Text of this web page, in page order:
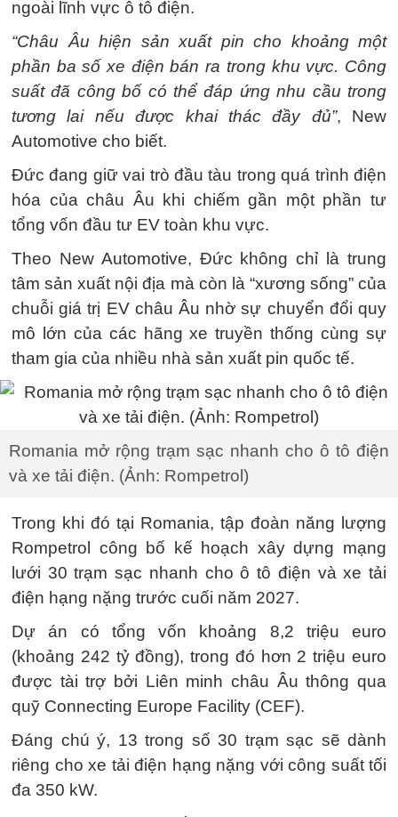
ngoài lĩnh vực ô tô điện.
“Châu Âu hiện sản xuất pin cho khoảng một
phần ba số xe điện bán ra trong khu vực. Công
suất đã công bố có thể đáp ứng nhu cầu trong
tương lai nếu được khai thác đầy đủ”, New
Automotive cho biết.
Đức đang giữ vai trò đầu tàu trong quá trình điện
hóa của châu Âu khi chiếm gần một phần tư
tổng vốn đầu tư EV toàn khu vực.
Theo New Automotive, Đức không chỉ là trung
tâm sản xuất nội địa mà còn là “xương sống” của
chuỗi giá trị EV châu Âu nhờ sự chuyển đổi quy
mô lớn của các hãng xe truyền thống cùng sự
tham gia của nhiều nhà sản xuất pin quốc tế.
Romania mở rộng trạm sạc nhanh cho ô tô điện
và xe tải điện. (Ảnh: Rompetrol)
Trong khi đó tại Romania, tập đoàn năng lượng
Rompetrol công bố kế hoạch xây dựng mạng
lưới 30 trạm sạc nhanh cho ô tô điện và xe tải
điện hạng nặng trước cuối năm 2027.
Dự án có tổng vốn khoảng 8,2 triệu euro
(khoảng 242 tỷ đồng), trong đó hơn 2 triệu euro
được tài trợ bởi Liên minh châu Âu thông qua
quỹ Connecting Europe Facility (CEF).
Đáng chú ý, 13 trong số 30 trạm sạc sẽ dành
riêng cho xe tải điện hạng nặng với công suất tối
đa 350 kW.